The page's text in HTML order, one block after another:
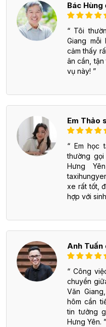
Bác Hùng
Tôi
Giang
cảm thấy
ân cần,
vụ này!
Em Thảo
Em học
thường
Hưng
xe rất tốt,
hợp với
Anh Tuấn
Công
chuyển
Văn
hôm cần
tin tưởng
Hưng Yên.